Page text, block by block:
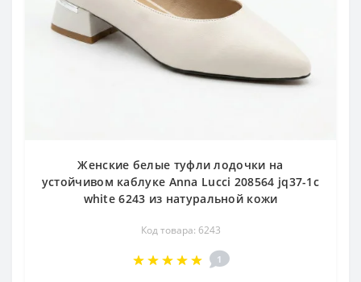
Женские белые туфли лодочки на
устойчивом каблуке Anna Lucci 208564 jq37-1c
white 6243 из натуральной кожи
Код товара: 6243
1